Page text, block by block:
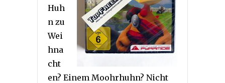
Huh
n zu
Wei
hna
cht
en? Einem Moohrhuhn? Nicht